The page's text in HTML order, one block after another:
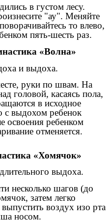
в густом лесу.
"ау". Меняйте
то влево,
пять-шесть раз.
«Волна»
и выдоха.
руки по швам. На
головой, касаясь пола,
в исходное
с выдохом ребенок
освоения ребенком
отменяется.
«Хомячок»
выдоха.
несколько шагов (до
затем легко
воздух изо рта
носом.